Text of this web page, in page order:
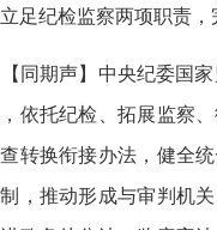
足纪检监察两项职责，
同期声】中央纪委国家
依托纪检、拓展监察
转换衔接办法，健全
，推动形成与审判机